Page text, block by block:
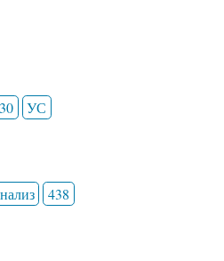
УС
438